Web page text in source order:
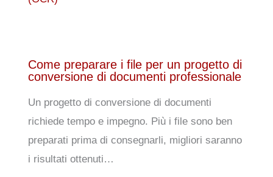
Come preparare i file per un progetto di
conversione di documenti professionale
Un progetto di conversione di documenti
richiede tempo e impegno. Più i file sono ben
preparati prima di consegnarli, migliori saranno
i risultati ottenuti…